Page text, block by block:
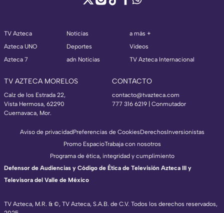
TV Azteca
Azteca UNO
Azteca 7
Noticias
Deportes
adn Noticias
a más +
Videos
TV Azteca Internacional
TV AZTECA MORELOS
Calz de los Estrada 22,
Vista Hermosa, 62290
Cuernavaca, Mor.
CONTACTO
contacto@tvazteca.com
777 316 6219 | Conmutador
TV Azteca, M.R. & ©, TV Azteca, S.A.B. de C.V. Todos los derechos reservados,
Aviso de privacidadPreferencias de CookiesDerechosInversionistas
Promo EspacioTrabaja con nosotros
Programa de ética, integridad y cumplimiento
Defensor de Audiencias y Código de Ética de Televisión Azteca III y
Televisora del Valle de México